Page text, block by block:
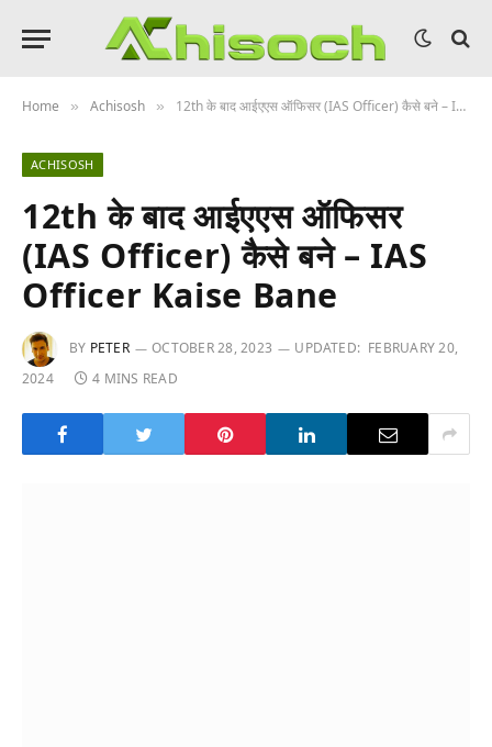
Home » Achisosh » 12th के बाद आईएएस ऑफिसर (IAS Officer) कैसे बने – IAS Officer Kaise Bane
ACHISOSH
12th के बाद आईएएस ऑफिसर
(IAS Officer) कैसे बने – IAS
Officer Kaise Bane
BY PETER OCTOBER 28, 2023 UPDATED: FEBRUARY 20,
2024
4 MINS READ